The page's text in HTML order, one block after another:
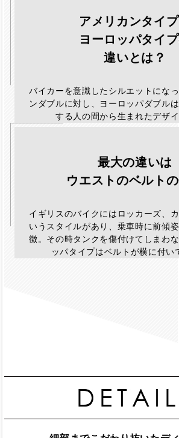
アメリカンタイプ
ヨーロッパタイ
違いとは？
バイカーを意識したシルエットにな
ンダブルに対し、ヨーロッパダブル
する人の間から生まれたデザイ
最大の違いは
ウエストのベルト
イギリスのバイクにはロッカーズ、
いうスタイルがあり、乗車時に前傾
徴。その時タンクを傷付けてしまわ
ッパタイプはベルトが横に付い